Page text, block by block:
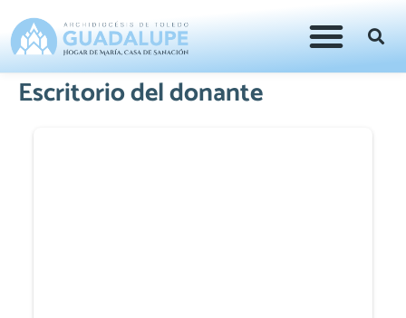
Escritorio del donante